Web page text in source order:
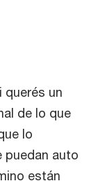
querés un
de lo que
lo
puedan auto
están